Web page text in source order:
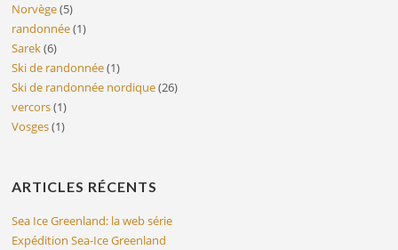
Norvège(5)
randonnée(1)
Sarek(6)
Ski de randonnée(1)
Ski de randonnée nordique(26)
vercors(1)
Vosges(1)
ARTICLES RÉCENTS
Sea Ice Greenland: la web série
Expédition Sea-Ice Greenland